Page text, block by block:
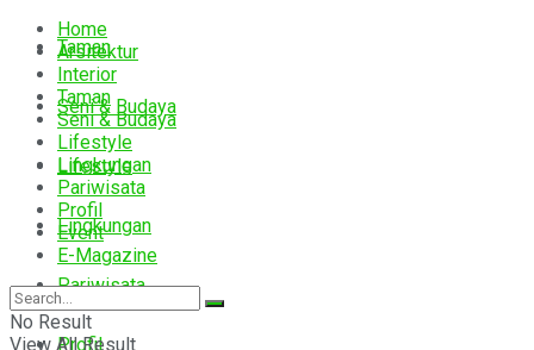
Taman
Seni & Budaya
Lifestyle
Lingkungan
Pariwisata
Profil
Home
Arsitektur
Interior
Taman
Seni & Budaya
Lifestyle
Lingkungan
Pariwisata
Profil
Event
E-Magazine
No Result
View All Result